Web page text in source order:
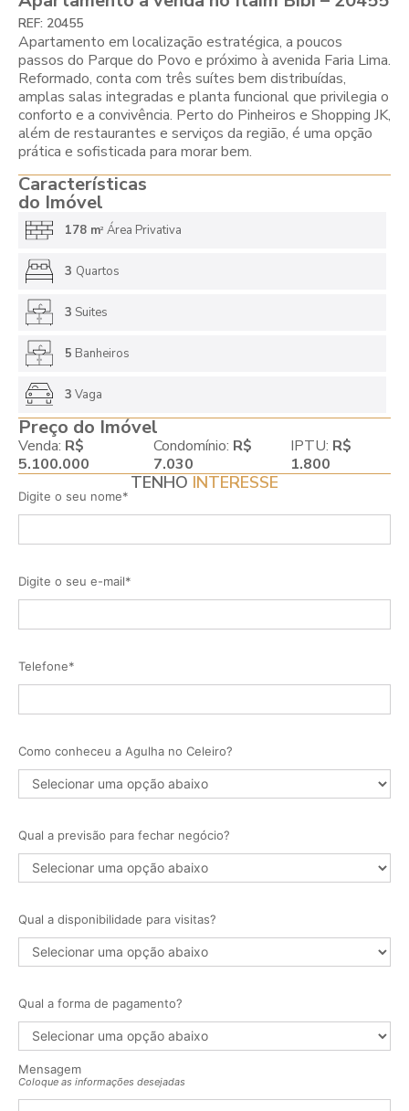
REF: 20455
Apartamento em localização estratégica, a poucos
passos do Parque do Povo e próximo à avenida Faria Lima.
Reformado, conta com três suítes bem distribuídas,
amplas salas integradas e planta funcional que privilegia o
conforto e a convivência. Perto do Pinheiros e Shopping JK,
além de restaurantes e serviços da região, é uma opção
prática e sofisticada para morar bem.
Características
do Imóvel
178 m2 Área Privativa
3 Quartos
3 Suites
5 Banheiros
3 Vaga
Preço do Imóvel
Venda: R$
5.100.000
Condomínio: R$
7.030
IPTU: R$
1.800
TENHO INTERESSE
Digite o seu nome*
Digite o seu e-mail*
Telefone*
Como conheceu a Agulha no Celeiro?
Qual a previsão para fechar negócio?
Qual a disponibilidade para visitas?
Qual a forma de pagamento?
Mensagem
Coloque as informações desejadas